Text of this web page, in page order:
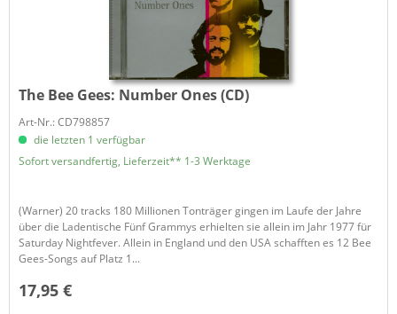
The Bee Gees: Number Ones (CD)
Art-Nr.: CD798857
die letzten 1 verfügbar
Sofort versandfertig, Lieferzeit** 1-3 Werktage
(Warner) 20 tracks 180 Millionen Tonträger gingen im Laufe der Jahre
über die Ladentische Fünf Grammys erhielten sie allein im Jahr 1977 für
Saturday Nightfever. Allein in England und den USA schafften es 12 Bee
Gees-Songs auf Platz 1...
17,95 €